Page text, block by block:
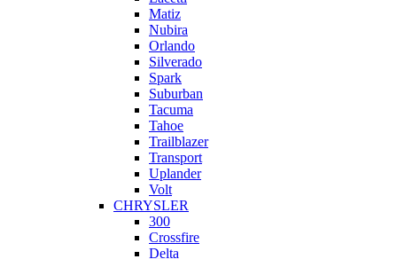
Matiz
Nubira
Orlando
Silverado
Spark
Suburban
Tacuma
Tahoe
Trailblazer
Transport
Uplander
Volt
CHRYSLER
300
Crossfire
Delta